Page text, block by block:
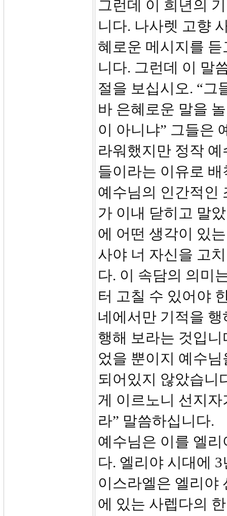
그런데 이 희년의
니다. 나사렛 고향
혜로운 메시지를
니다. 그런데 이 말
절을 보십시오. “그
바 은혜로운 말을
이 아니냐” 그들은
라워했지만 정작
들이라는 이유로
예수님의 인간적인
가 이내 닫히고 말
에 어떤 생각이 있
사야 너 자신을 고
다. 이 속담의 의미
터 고칠 수 있어야
네에서만 기적을
행해 보라는 것입
었을 뿐이지 예수
되어있지 않았습니
게 이르노니 선지
라” 말씀하십니다.
예수님은 이를 엘
다. 엘리야 시대에
이스라엘은 엘리야
에 있는 사렙다의